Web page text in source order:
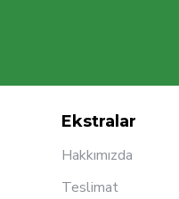
Ekstralar
Hakkımızda
Teslimat